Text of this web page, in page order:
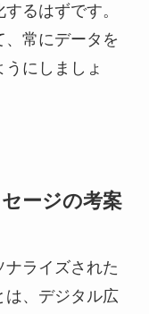
るはずです。
常にデータを
にしましょ
ージの考案
ライズされた
は、デジタル広